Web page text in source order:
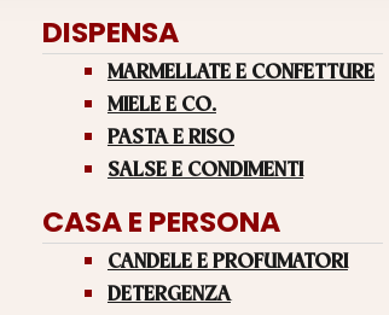
DISPENSA
MARMELLATE E CONFETTURE
MIELE E CO.
PASTA E RISO
SALSE E CONDIMENTI
CASA E PERSONA
CANDELE E PROFUMATORI
DETERGENZA